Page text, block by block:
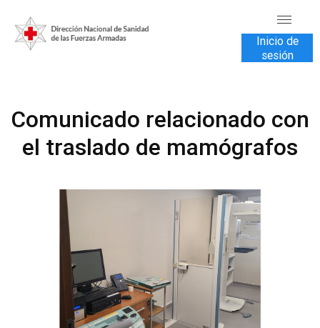
TRANSPARENCIA
VENTA DE SERVICIOS
Inicio de
sesión
Comunicado relacionado con
el traslado de mamógrafos